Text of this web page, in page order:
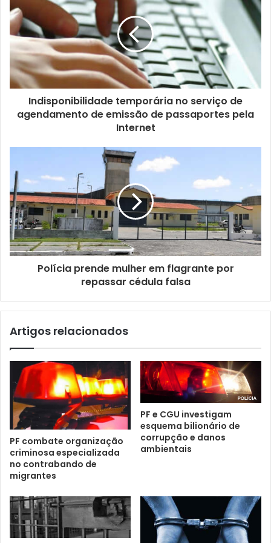
u
e
n
e
r
e
i
l
Indisponibilidade temporária no serviço de
agendamento de emissão de passaportes pela
Internet
Polícia prende mulher em flagrante por
repassar cédula falsa
Artigos relacionados
PF combate organização
criminosa especializada
no contrabando de
migrantes
PF e CGU investigam
esquema bilionário de
corrupção e danos
ambientais